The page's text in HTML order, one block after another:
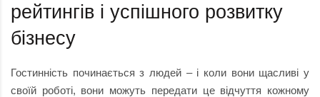
рейтингів і успішного розвитку
бізнесу
Гостинність починається з людей – і коли вони щасливі у
своїй роботі, вони можуть передати це відчуття кожному